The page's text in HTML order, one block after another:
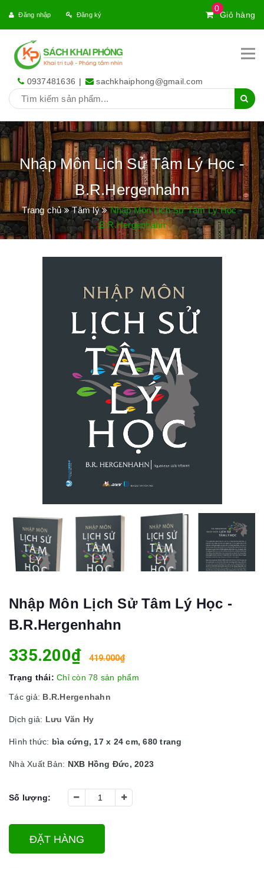
0
Giỏ hàng
Đăng nhập Đăng ký
0937481636 | sachkhaiphong@gmail.com
Nhập Môn Lịch Sử Tâm Lý Học -
B.R.Hergenhahn
Trang chủ Tâm lý
Nhập Môn Lịch Sử Tâm Lý Học -
B.R.Hergenhahn
Nhập Môn Lịch Sử Tâm Lý Học -
B.R.Hergenhahn
335.200₫ 419.000₫
Trạng thái: Chỉ còn 78 sản phẩm
Tác giả: B.R.Hergenhahn
Dịch giả: Lưu Văn Hy
Hình thức: bìa cứng, 17 x 24 cm, 680 trang
Nhà Xuất Bản: NXB Hồng Đức, 2023
Số lượng:
ĐẶT HÀNG